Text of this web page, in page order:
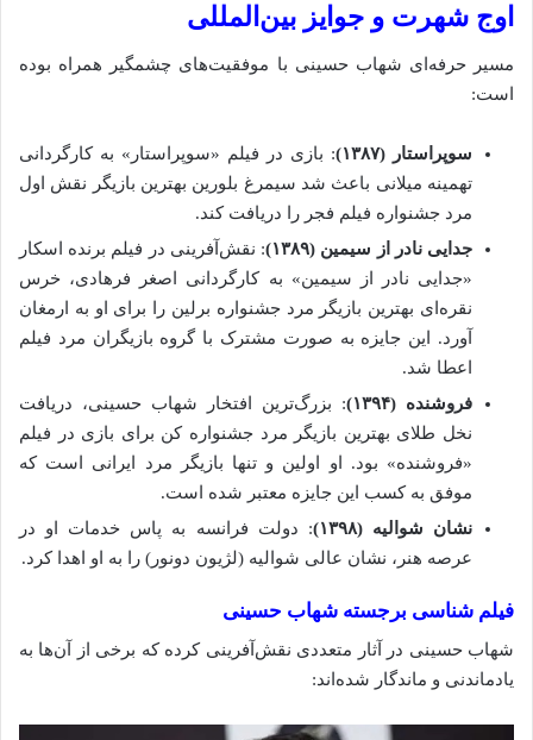
اوج شهرت و جوایز بین‌المللی
مسیر حرفه‌ای شهاب حسینی با موفقیت‌های چشمگیر همراه بوده
است:
سوپراستار (۱۳۸۷)
: بازی در فیلم «سوپراستار» به کارگردانی
تهمینه میلانی باعث شد سیمرغ بلورین بهترین بازیگر نقش اول
مرد جشنواره فیلم فجر را دریافت کند.
جدایی نادر از سیمین (۱۳۸۹)
: نقش‌آفرینی در فیلم برنده اسکار
«جدایی نادر از سیمین» به کارگردانی اصغر فرهادی، خرس
نقره‌ای بهترین بازیگر مرد جشنواره برلین را برای او به ارمغان
آورد. این جایزه به صورت مشترک با گروه بازیگران مرد فیلم
اعطا شد.
فروشنده (۱۳۹۴)
: بزرگ‌ترین افتخار شهاب حسینی، دریافت
نخل طلای بهترین بازیگر مرد جشنواره کن برای بازی در فیلم
«فروشنده» بود. او اولین و تنها بازیگر مرد ایرانی است که
موفق به کسب این جایزه معتبر شده است.
نشان شوالیه (۱۳۹۸)
: دولت فرانسه به پاس خدمات او در
عرصه هنر، نشان عالی شوالیه (لژیون دونور) را به او اهدا کرد.
فیلم‌ شناسی برجسته شهاب حسینی
شهاب حسینی در آثار متعددی نقش‌آفرینی کرده که برخی از آن‌ها به
یادماندنی و ماندگار شده‌اند: